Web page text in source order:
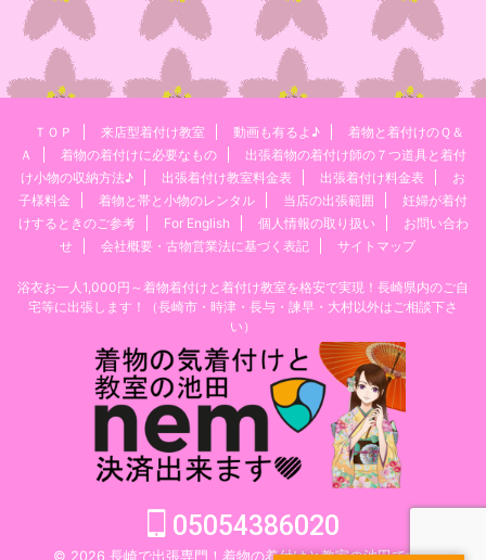
ＴＯＰ 来店型着付け教室 動画も有るよ♪
着物と着付けのＱ＆
Ａ
着物の着付けに必要なもの
出張着物の着付け師の７つ道具と着付
け小物の収納方法♪
出張着付け教室料金表 出張着付け料金表
お
子様料金
着物と帯と小物のレンタル 当店の出張範囲
妊婦が着付
けするときのご参考
For English 個人情報の取り扱い
お問い合わ
せ
会社概要・古物営業法に基づく表記 サイトマップ
浴衣お一人1,000円～着物着付けと着付け教室を格安で実現！長崎県内のご自
宅等に出張します！（長崎市・時津・長与・諫早・大村以外はご相談下さ
い）
05054386020
© 2026 長崎で出張専門！着物の着付けと教室の池田です。